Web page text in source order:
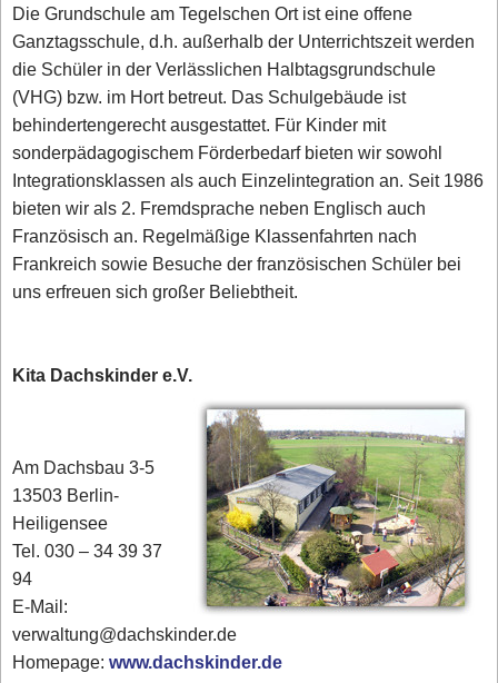
Die Grundschule am Tegelschen Ort ist eine offene
Ganztagsschule, d.h. außerhalb der Unterrichtszeit werden
die Schüler in der Verlässlichen Halbtagsgrundschule
(VHG) bzw. im Hort betreut. Das Schulgebäude ist
behindertengerecht ausgestattet. Für Kinder mit
sonderpädagogischem Förderbedarf bieten wir sowohl
Integrationsklassen als auch Einzelintegration an. Seit 1986
bieten wir als 2. Fremdsprache neben Englisch auch
Französisch an. Regelmäßige Klassenfahrten nach
Frankreich sowie Besuche der französischen Schüler bei
uns erfreuen sich großer Beliebtheit.
Kita Dachskinder e.V.
Am Dachsbau 3-5
13503 Berlin-
Heiligensee
Tel. 030 – 34 39 37
94
E-Mail:
verwaltung@dachskinder.de
Homepage:www.dachskinder.de